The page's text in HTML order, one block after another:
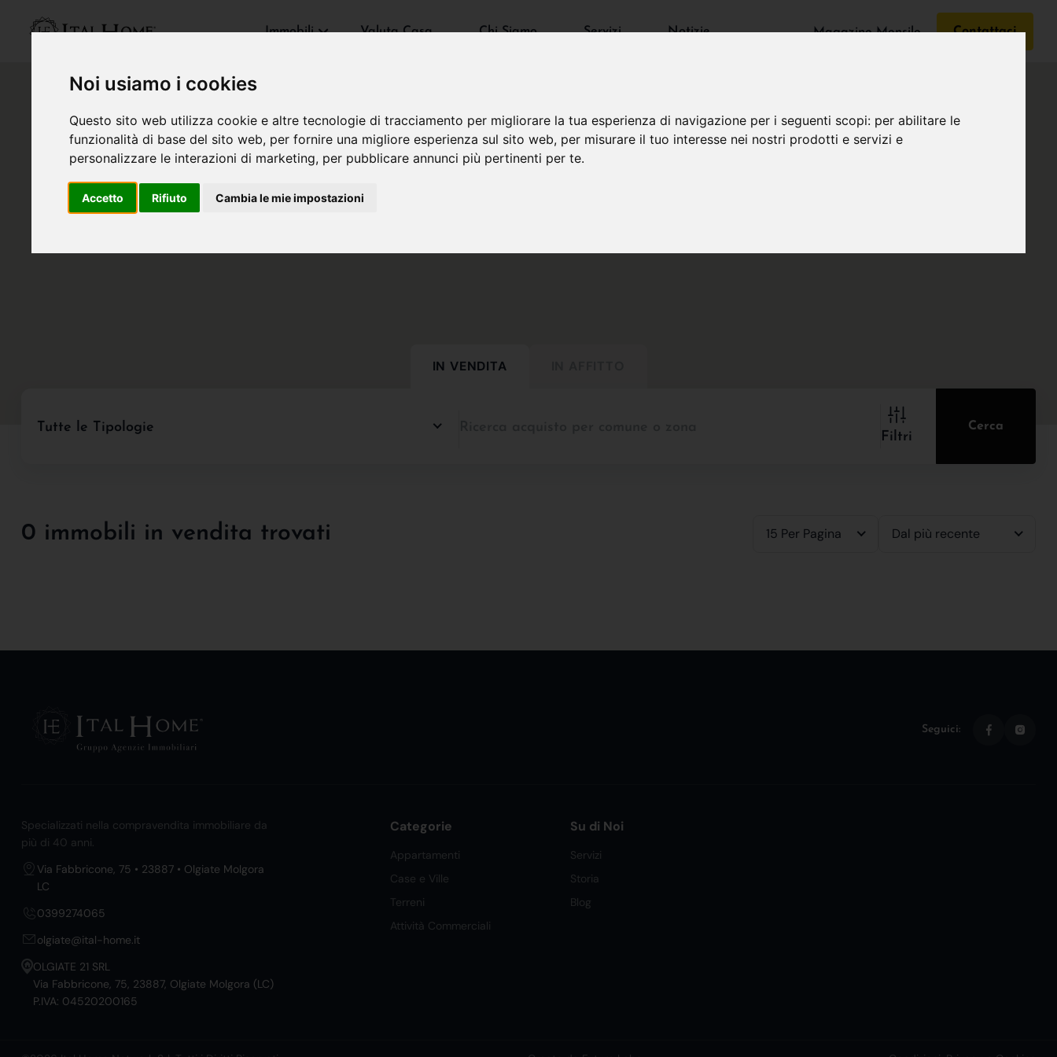
Noi usiamo i cookies
Questo sito web utilizza cookie e altre tecnologie di tracciamento per migliorare la tua esperienza di navigazione per i seguenti scopi: per abilitare le
funzionalità di base del sito web, per fornire una migliore esperienza sul sito web, per misurare il tuo interesse nei nostri prodotti e servizi e
personalizzare le interazioni di marketing, per pubblicare annunci più pertinenti per te.
Accetto Rifiuto Cambia le mie impostazioni
Immobili Valuta Casa Chi Siamo Servizi Notizie Magazine Mensile Contattaci
IN VENDITA
Tutte le Tipologie
Filtri
Cerca
0 immobili in vendita trovati 15 Per Pagina Dal più recente
Seguici:
Specializzati nella compravendita immobiliare da
più di 40 anni.
Via Fabbricone, 75 • 23887 • Olgiate Molgora
LC
0399274065
olgiate@ital-home.it
OLGIATE 21 SRL
Via Fabbricone, 75, 23887, Olgiate Molgora (LC)
P.IVA: 04520200165
Categorie
Appartamenti
Case e Ville
Terreni
Attività Commerciali
Su di Noi
Servizi
Storia
Blog